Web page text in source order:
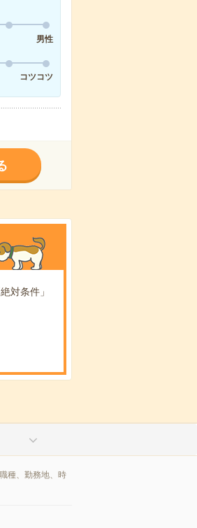
男性
コツコツ
対条件」
種、勤務地、時